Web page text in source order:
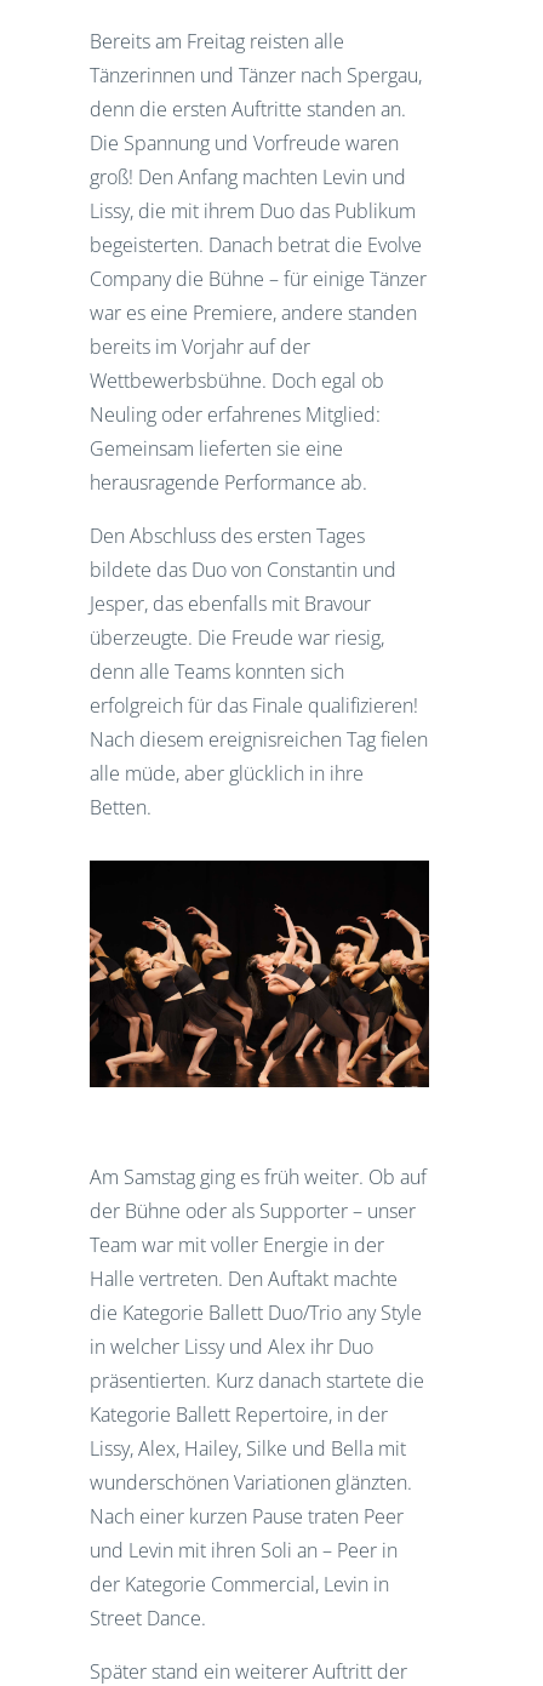
Bereits am Freitag reisten alle
Tänzerinnen und Tänzer nach Spergau,
denn die ersten Auftritte standen an.
Die Spannung und Vorfreude waren
groß! Den Anfang machten Levin und
Lissy, die mit ihrem Duo das Publikum
begeisterten. Danach betrat die Evolve
Company die Bühne – für einige Tänzer
war es eine Premiere, andere standen
bereits im Vorjahr auf der
Wettbewerbsbühne. Doch egal ob
Neuling oder erfahrenes Mitglied:
Gemeinsam lieferten sie eine
herausragende Performance ab.
Den Abschluss des ersten Tages
bildete das Duo von Constantin und
Jesper, das ebenfalls mit Bravour
überzeugte. Die Freude war riesig,
denn alle Teams konnten sich
erfolgreich für das Finale qualifizieren!
Nach diesem ereignisreichen Tag fielen
alle müde, aber glücklich in ihre
Betten.
Am Samstag ging es früh weiter. Ob auf
der Bühne oder als Supporter – unser
Team war mit voller Energie in der
Halle vertreten. Den Auftakt machte
die Kategorie Ballett Duo/Trio any Style
in welcher Lissy und Alex ihr Duo
präsentierten. Kurz danach startete die
Kategorie Ballett Repertoire, in der
Lissy, Alex, Hailey, Silke und Bella mit
wunderschönen Variationen glänzten.
Nach einer kurzen Pause traten Peer
und Levin mit ihren Soli an – Peer in
der Kategorie Commercial, Levin in
Street Dance.
Später stand ein weiterer Auftritt der